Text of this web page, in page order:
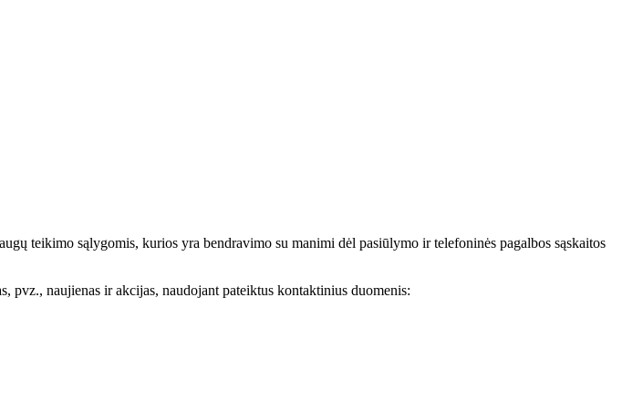
teikimo sąlygomis, kurios yra bendravimo su manimi dėl pasiūlymo ir telefoninės pagalbos sąskaitos
naujienas ir akcijas, naudojant pateiktus kontaktinius duomenis: